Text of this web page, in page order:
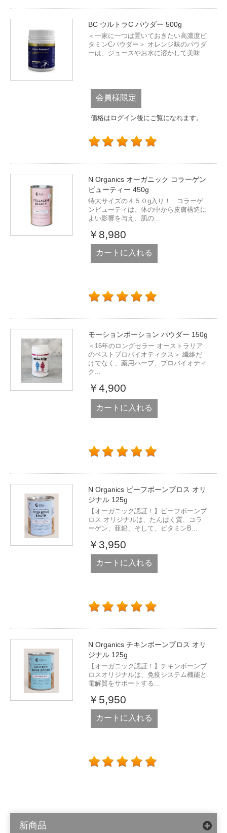
BC ウルトラC パウダー 500g
＜一家に一つは置いておきたい高濃度ビ
タミンCパウダー＞ オレンジ味のパウダ
ーは、ジュースやお水に溶かして美味...
会員様限定
価格はログイン後にご覧になれます。
N Organics オーガニック コラーゲン
ビューティー 450g
特大サイズの４５０g入り！ コラーゲ
ンビューティは、体の中から皮膚構造に
よい影響を与え、肌の...
￥8,980
カートに入れる
モーションポーション パウダー 150g
＜16年のロングセラー オーストラリア
のベストプロバイオティクス＞ 繊維だ
けでなく、薬用ハーブ、プロバイオティ
ク...
￥4,900
カートに入れる
N Organics ビーフボーンブロス オリ
ジナル 125g
【オーガニック認証！】ビーフボーンブ
ロス オリジナルは、たんぱく質、コラ
ーゲン、亜鉛、そして、ビタミンB...
￥3,950
カートに入れる
N Organics チキンボーンブロス オリ
ジナル 125g
【オーガニック認証！】チキンボーンブ
ロスオリジナルは、免疫システム機能と
電解質をサポートする...
￥5,950
カートに入れる
新商品